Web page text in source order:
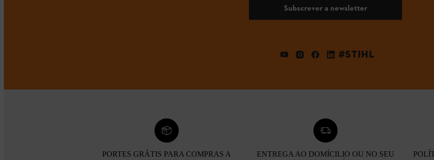
Subscrever a newsletter
#STIHL
PORTES GRÁTIS PARA COMPRAS A
ENTREGA AO DOMÍCILIO OU NO SEU